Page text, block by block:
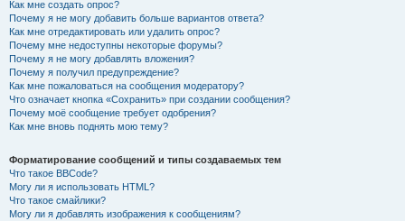
Как мне создать опрос?
Почему я не могу добавить больше вариантов ответа?
Как мне отредактировать или удалить опрос?
Почему мне недоступны некоторые форумы?
Почему я не могу добавлять вложения?
Почему я получил предупреждение?
Как мне пожаловаться на сообщения модератору?
Что означает кнопка «Сохранить» при создании сообщения?
Почему моё сообщение требует одобрения?
Как мне вновь поднять мою тему?
Форматирование сообщений и типы создаваемых тем
Что такое BBCode?
Могу ли я использовать HTML?
Что такое смайлики?
Могу ли я добавлять изображения к сообщениям?